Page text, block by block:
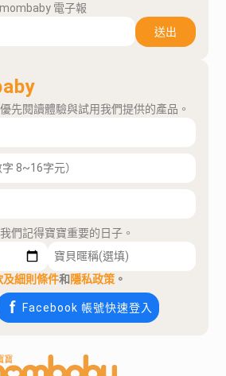
電子報
送出
先閱讀體驗與試用我們提供的產品。
們記得寶寶重要的日子。
及細則條件和隱私政策 。
Facebook 帳號快速登入